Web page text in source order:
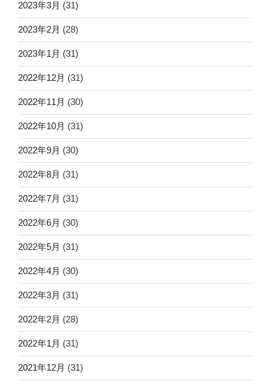
2023年3月 (31)
2023年2月 (28)
2023年1月 (31)
2022年12月 (31)
2022年11月 (30)
2022年10月 (31)
2022年9月 (30)
2022年8月 (31)
2022年7月 (31)
2022年6月 (30)
2022年5月 (31)
2022年4月 (30)
2022年3月 (31)
2022年2月 (28)
2022年1月 (31)
2021年12月 (31)